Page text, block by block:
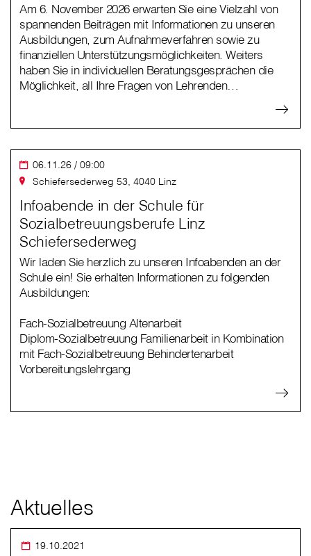
Am 6. November 2026 erwarten Sie eine Vielzahl von
spannenden Beiträgen mit Informationen zu unseren
Ausbildungen, zum Aufnahmeverfahren sowie zu
finanziellen Unterstützungsmöglichkeiten. Weiters
haben Sie in individuellen Beratungsgesprächen die
Möglichkeit, all Ihre Fragen von Lehrenden…
06.11.26 / 09:00
Schiefersederweg 53, 4040 Linz
Infoabende in der Schule für
Sozialbetreuungsberufe Linz
Schiefersederweg
Wir laden Sie herzlich zu unseren Infoabenden an der
Schule ein! Sie erhalten Informationen zu folgenden
Ausbildungen:
Fach-Sozialbetreuung Altenarbeit
Diplom-Sozialbetreuung Familienarbeit in Kombination
mit Fach-Sozialbetreuung Behindertenarbeit
Vorbereitungslehrgang
Aktuelles
19.10.2021